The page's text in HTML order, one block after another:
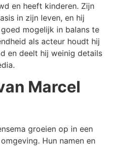
en heeft kinderen. Zijn
in zijn leven, en hij
mogelijk in balans te
als acteur houdt hij
en deelt hij weinig details
Marcel
groeien op in een
Hun namen en